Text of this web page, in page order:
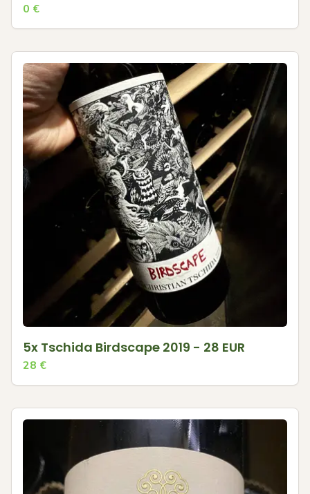
0 €
5x Tschida Birdscape 2019 - 28 EUR
28 €